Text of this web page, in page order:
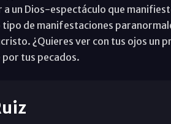
un Dios-espectáculo que
de manifestaciones
¿Quieres ver con tus ojos un
tus pecados.